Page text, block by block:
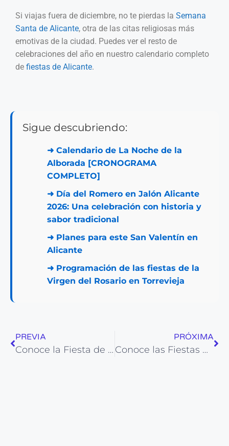
Si viajas fuera de diciembre, no te pierdas la Semana
Santa de Alicante, otra de las citas religiosas más
emotivas de la ciudad. Puedes ver el resto de
celebraciones del año en nuestro calendario completo
de fiestas de Alicante.
Sigue descubriendo:
➜ Calendario de La Noche de la
Alborada [CRONOGRAMA
COMPLETO]
➜ Día del Romero en Jalón Alicante
2026: Una celebración con historia y
sabor tradicional
➜ Planes para este San Valentín en
Alicante
➜ Programación de las fiestas de la
Virgen del Rosario en Torrevieja
PREVIA
Conoce la Fiesta de Los Enharinados en Alicante
PRÓXIMA
Conoce las Fiestas de San Blas en Sax: Calendario y actividades